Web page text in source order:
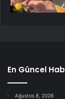
En Güncel
Ağustos 8, 2026